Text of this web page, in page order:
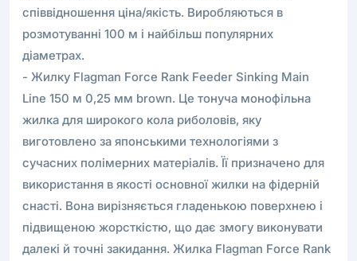
співвідношення ціна/якість. Виробляються в
розмотуванні 100 м і найбільш популярних
діаметрах.
- Жилку Flagman Force Rank Feeder Sinking Main
Line 150 м 0,25 мм brown. Це тонуча монофільна
жилка для широкого кола риболовів, яку
виготовлено за японськими технологіями з
сучасних полімерних матеріалів. Її призначено для
використання в якості основної жилки на фідерній
снасті. Вона вирізняється гладенькою поверхнею і
підвищеною жорсткістю, що дає змогу виконувати
далекі й точні закидання. Жилка Flagman Force Rank